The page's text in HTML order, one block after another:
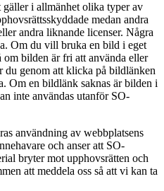
i allmänhet olika typer av
medan andra
andra liknande licenser. Några
Om du vill bruka en bild i eget
om bilden är fri att använda eller
genom att klicka på bildlänken
Om en bildlänk saknas är bilden i
inte användas utanför SO-
användning av webbplatsens
och anser att SO-
bryter mot upphovsrätten och
att meddela oss så att vi kan ta